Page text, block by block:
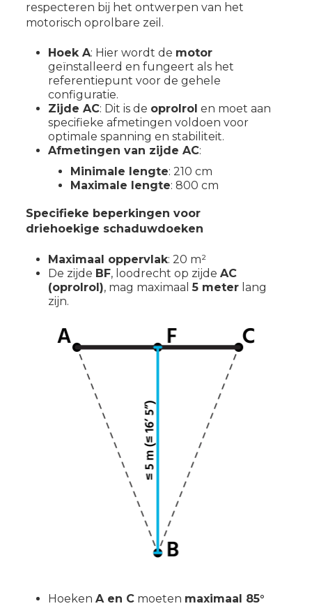
respecteren bij het ontwerpen van het
motorisch oprolbare zeil.
Hoek A: Hier wordt de motor
geïnstalleerd en fungeert als het
referentiepunt voor de gehele
configuratie.
Zijde AC: Dit is de oprolrol en moet aan
specifieke afmetingen voldoen voor
optimale spanning en stabiliteit.
Afmetingen van zijde AC:
Minimale lengte: 210 cm
Maximale lengte: 800 cm
Specifieke beperkingen voor
driehoekige schaduwdoeken
Maximaal oppervlak: 20 m²
De zijde BF, loodrecht op zijde AC
(oprolrol), mag maximaal5 meterlang
zijn.
Hoeken A en Cmoeten maximaal 85°